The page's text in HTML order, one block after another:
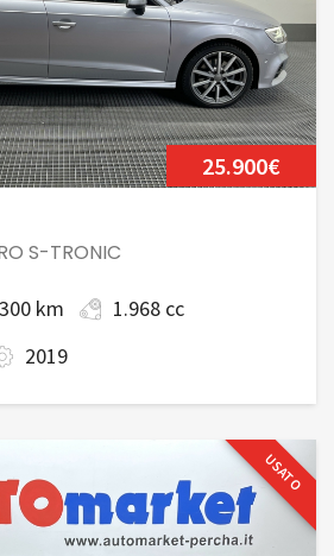
25.900€
S-TRONIC
km
1.968 cc
2019
USATO